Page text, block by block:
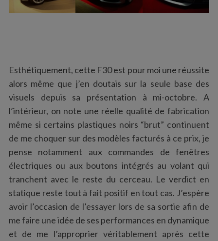
Esthétiquement, cette F30 est pour moi une réussite
alors même que j’en doutais sur la seule base des
visuels depuis sa présentation à mi-octobre. A
l’intérieur, on note une réelle qualité de fabrication
même si certains plastiques noirs “brut” continuent
de me choquer sur des modèles facturés à ce prix, je
pense notamment aux commandes de fenêtres
électriques ou aux boutons intégrés au volant qui
tranchent avec le reste du cerceau. Le verdict en
statique reste tout à fait positif en tout cas. J’espère
avoir l’occasion de l’essayer lors de sa sortie afin de
me faire une idée de ses performances en dynamique
et de me l’approprier véritablement après cette